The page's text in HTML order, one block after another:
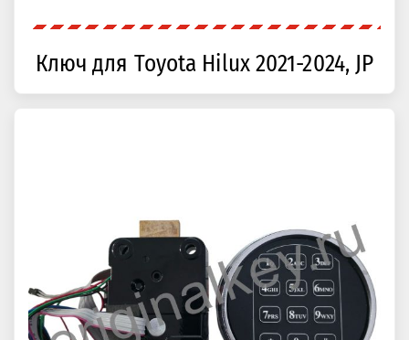
Ключ для Toyota Hilux 2021-2024, JP